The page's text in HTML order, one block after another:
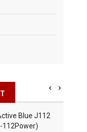
Blue J112
112Power)